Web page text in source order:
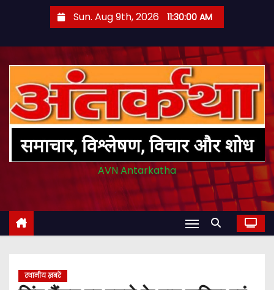
t
Sun. Aug 9th, 2026 11:30:01 AM
AVN Antarkatha
स्थानीय ख़बरें